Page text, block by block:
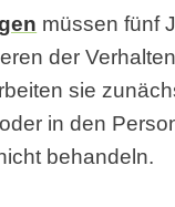
müssen fünf
der
sie
in den
behandeln.